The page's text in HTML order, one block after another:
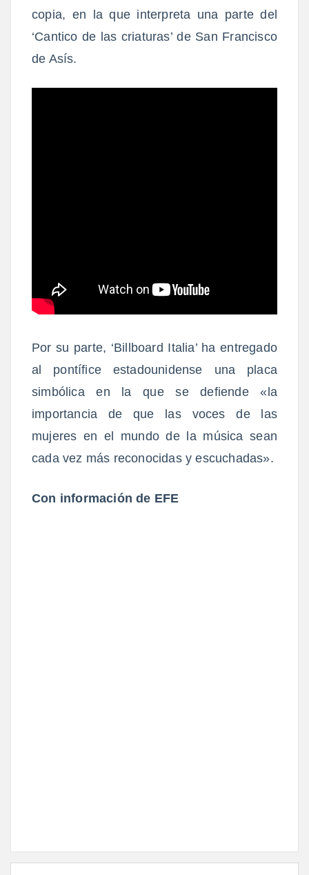
copia, en la que interpreta una parte del
‘Cantico de las criaturas’ de San Francisco
de Asís.
Por su parte, ‘Billboard Italia’ ha entregado
al pontífice estadounidense una placa
simbólica en la que se defiende «la
importancia de que las voces de las
mujeres en el mundo de la música sean
cada vez más reconocidas y escuchadas».
Con información de EFE